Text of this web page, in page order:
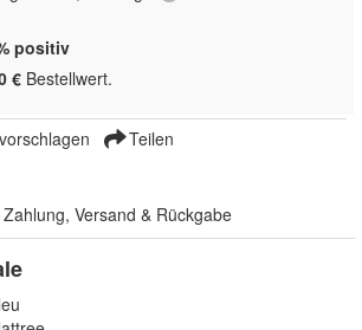
positiv
€ Bestellwert.
Teilen
Zahlung, Versand & Rückgabe